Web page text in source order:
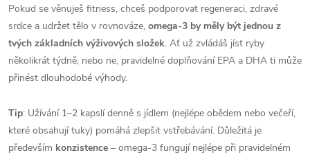
Pokud se věnuješ fitness, chceš podporovat regeneraci, zdravé
srdce a udržet tělo v rovnováze, omega-3 by měly být jednou z
tvých základních výživových složek. Ať už zvládáš jíst ryby
několikrát týdně, nebo ne, pravidelné doplňování EPA a DHA ti může
přinést dlouhodobé výhody.
Tip: Užívání 1–2 kapslí denně s jídlem (nejlépe obědem nebo večeří,
které obsahují tuky) pomáhá zlepšit vstřebávání. Důležitá je
především konzistence – omega-3 fungují nejlépe při pravidelném